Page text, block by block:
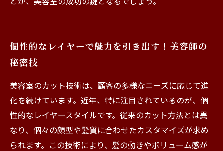
個性的なレイヤーで魅力を引き出す！美容師の
秘密技
美容室のカット技術は、顧客の多様なニーズに応じて進
化を続けています。近年、特に注目されているのが、個
性的なレイヤースタイルです。従来のカット方法とは異
なり、個々の顔型や髪質に合わせたカスタマイズが求め
られます。この技術により、髪の動きやボリューム感が